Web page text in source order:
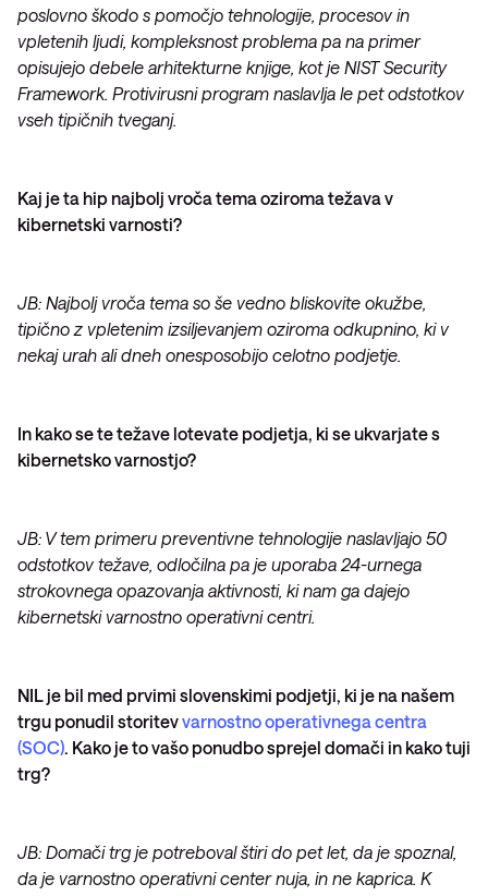
poslovno škodo s pomočjo tehnologije, procesov in
vpletenih ljudi, kompleksnost problema pa na primer
opisujejo debele arhitekturne knjige, kot je NIST Security
Framework. Protivirusni program naslavlja le pet odstotkov
vseh tipičnih tveganj.
Kaj je ta hip najbolj vroča tema oziroma težava v
kibernetski varnosti?
JB: Najbolj vroča tema so še vedno bliskovite okužbe,
tipično z vpletenim izsiljevanjem oziroma odkupnino, ki v
nekaj urah ali dneh onesposobijo celotno podjetje.
In kako se te težave lotevate podjetja, ki se ukvarjate s
kibernetsko varnostjo?
JB: V tem primeru preventivne tehnologije naslavljajo 50
odstotkov težave, odločilna pa je uporaba 24-urnega
strokovnega opazovanja aktivnosti, ki nam ga dajejo
kibernetski varnostno operativni centri.
NIL je bil med prvimi slovenskimi podjetji, ki je na našem
trgu ponudil storitevvarnostno operativnega centra
(SOC). Kako je to vašo ponudbo sprejel domači in kako tuji
trg?
JB: Domači trg je potreboval štiri do pet let, da je spoznal,
da je varnostno operativni center nuja, in ne kaprica. K